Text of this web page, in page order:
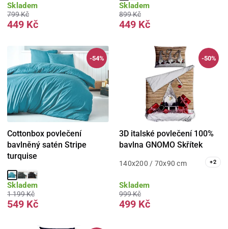
Skladem
799 Kč
449 Kč
Skladem
899 Kč
449 Kč
-54%
Cottonbox povlečení
bavlněný satén Stripe
turquise
Skladem
1 199 Kč
549 Kč
-50%
3D italské povlečení 100%
bavlna GNOMO Skřítek
140x200 / 70x90 cm +2
Skladem
999 Kč
499 Kč